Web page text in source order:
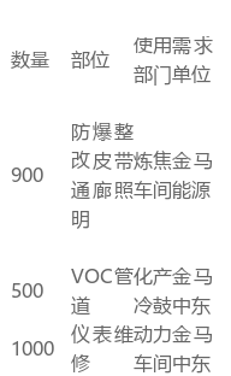
数量 部位
使用
部门
需求
单位
900
防爆整
改皮带
通廊照
明
炼焦
车间
金马
能源
500
VOC管
道
化产
冷鼓
金马
中东
1000
仪表维
修
动力
车间
金马
中东